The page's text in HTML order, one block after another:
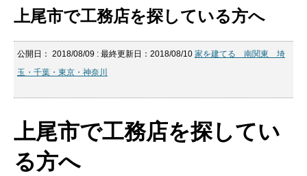
上尾市で工務店を探している方へ
公開日： 2018/08/09 : 最終更新日：2018/08/10 家を建てる 南関東 埼
玉・千葉・東京・神奈川
上尾市で工務店を探してい
る方へ